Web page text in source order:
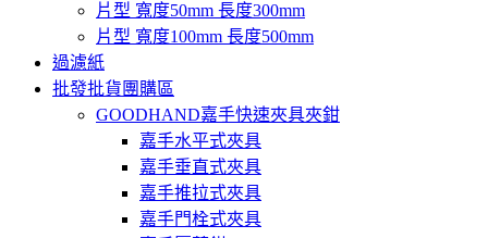
片型 寬度50mm 長度300mm
片型 寬度100mm 長度500mm
過濾紙
批發批貨團購區
GOODHAND嘉手快速夾具夾鉗
嘉手水平式夾具
嘉手垂直式夾具
嘉手推拉式夾具
嘉手門栓式夾具